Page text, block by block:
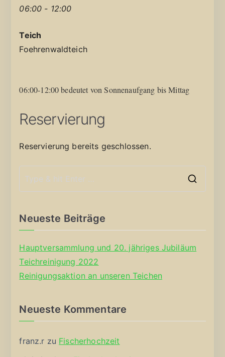
06:00 - 12:00
Teich
Foehrenwaldteich
06:00-12:00 bedeutet von Sonnenaufgang bis Mittag
Reservierung
Reservierung bereits geschlossen.
Neueste Beiträge
Hauptversammlung und 20. jähriges Jubiläum
Teichreinigung 2022
Reinigungsaktion an unseren Teichen
Neueste Kommentare
franz.r zu Fischerhochzeit